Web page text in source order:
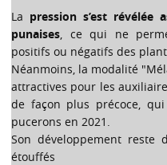
La pression s’est révélée
punaises, ce qui ne
positifs ou négatifs des
Néanmoins, la modalité
attractives pour les
de façon plus précoce,
pucerons en 2021.
Son développement reste
étouffés